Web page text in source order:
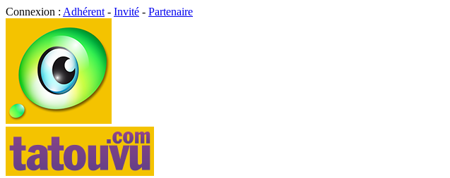
Connexion : Adhérent - Invité - Partenaire